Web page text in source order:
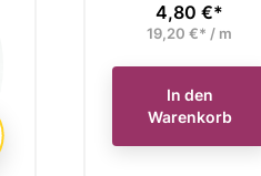
Preis
4,80 €*
19,20 €* / m
In den
Warenkorb